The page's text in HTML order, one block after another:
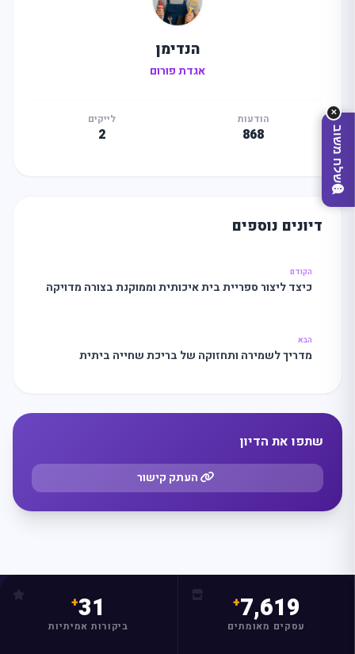
הנדימן
אגדת פורום
הודעות
868
לייקים
2
דיונים נוספים
הקודם
כיצד ליצור ספריית בית איכותית וממוקנת בצורה מדויקה
הבא
מדריך לשמירה ותחזוקה של בריכת שחייה ביתית
שתפו את הדיון
העתק קישור
✕
שלח משוב
7,619
עסקים מאומתים
31
ביקורות אמיתיות